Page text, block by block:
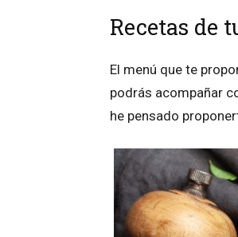
Recetas de
El menú que te
podrás acompañar
he pensado